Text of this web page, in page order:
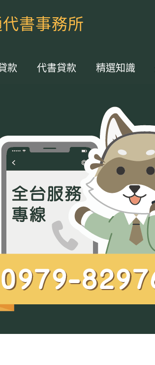
書事務所
款 代書貸款 精選知識